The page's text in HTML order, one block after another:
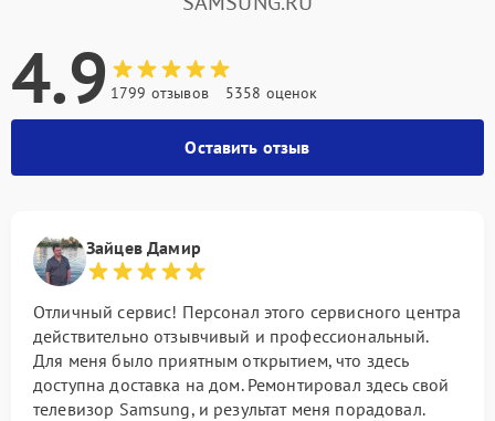
4.9 1799 отзывов 5358 оценок
Оставить отзыв
Зайцев Дамир
Отличный сервис! Персонал этого сервисного центра
действительно отзывчивый и профессиональный.
Для меня было приятным открытием, что здесь
доступна доставка на дом. Ремонтировал здесь свой
телевизор Samsung, и результат меня порадовал.